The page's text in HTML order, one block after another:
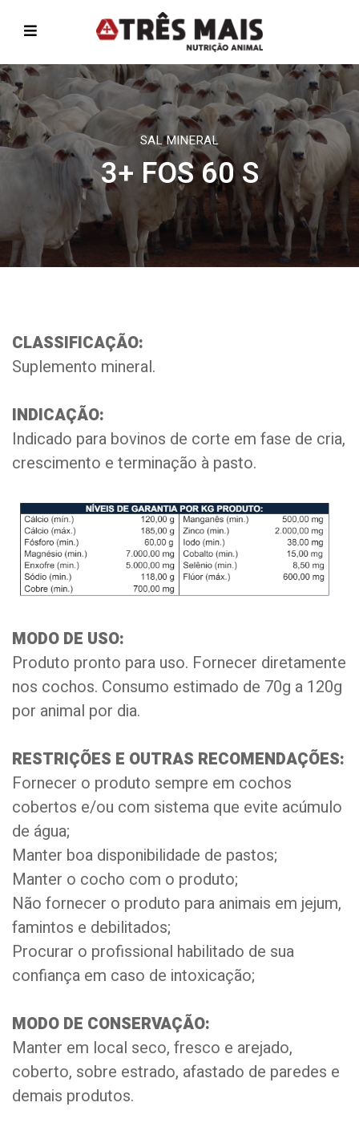
SAL MINERAL
3+ FOS 60 S
CLASSIFICAÇÃO:
Suplemento mineral.
INDICAÇÃO:
Indicado para bovinos de corte em fase de cria,
crescimento e terminação à pasto.
MODO DE USO:
Produto pronto para uso. Fornecer diretamente
nos cochos. Consumo estimado de 70g a 120g
por animal por dia.
RESTRIÇÕES E OUTRAS RECOMENDAÇÕES:
Fornecer o produto sempre em cochos
cobertos e/ou com sistema que evite acúmulo
de água;
Manter boa disponibilidade de pastos;
Manter o cocho com o produto;
Não fornecer o produto para animais em jejum,
famintos e debilitados;
Procurar o profissional habilitado de sua
confiança em caso de intoxicação;
MODO DE CONSERVAÇÃO:
Manter em local seco, fresco e arejado,
coberto, sobre estrado, afastado de paredes e
demais produtos.